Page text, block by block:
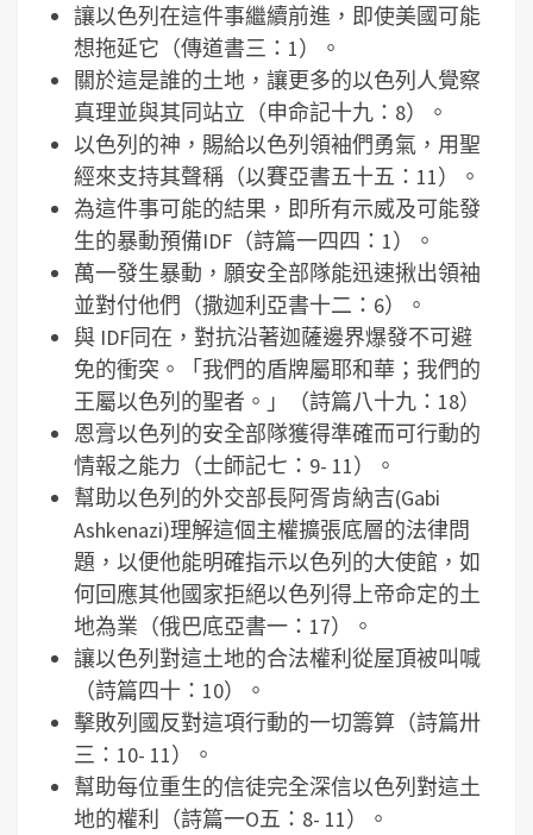
讓以色列在這件事繼續前進，即使美國可能
想拖延它（傳道書三：1）。
關於這是誰的土地，讓更多的以色列人覺察
真理並與其同站立（申命記十九：8）。
以色列的神，賜給以色列領袖們勇氣，用聖
經來支持其聲稱（以賽亞書五十五：11）。
為這件事可能的結果，即所有示威及可能發
生的暴動預備IDF（詩篇一四四：1）。
萬一發生暴動，願安全部隊能迅速揪出領袖
並對付他們（撒迦利亞書十二：6）。
與 IDF同在，對抗沿著迦薩邊界爆發不可避
免的衝突。「我們的盾牌屬耶和華；我們的
王屬以色列的聖者。」（詩篇八十九：18）
恩膏以色列的安全部隊獲得準確而可行動的
情報之能力（士師記七：9- 11）。
幫助以色列的外交部長阿胥肯納吉(Gabi
Ashkenazi)理解這個主權擴張底層的法律問
題，以便他能明確指示以色列的大使館，如
何回應其他國家拒絕以色列得上帝命定的土
地為業（俄巴底亞書一：17）。
讓以色列對這土地的合法權利從屋頂被叫喊
（詩篇四十：10）。
擊敗列國反對這項行動的一切籌算（詩篇卅
三：10- 11）。
幫助每位重生的信徒完全深信以色列對這土
地的權利（詩篇一O五：8- 11）。